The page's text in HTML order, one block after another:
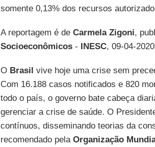
somente 0,13% dos recursos
A reportagem é de Carmela Zigoni,
Socioeconômicos - INESC, 09-04-
O Brasil vive hoje uma crise sem
Com 16.188 casos notificados e 820
todo o país, o governo bate cabeça
gerenciar a crise de saúde. O
contínuos, disseminando teorias da
recomendado pela Organização